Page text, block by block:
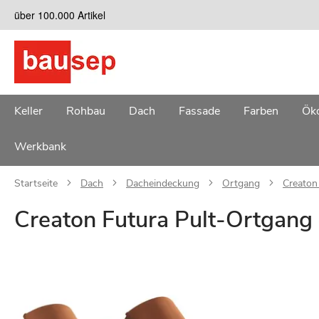
Zum
Inhalt
springen
über 100.000 Artikel
Keller Rohbau Dach Fassade Farben
Werkbank
Startseite Dach Dacheindeckung Ortgang
Creaton Futura Pult-